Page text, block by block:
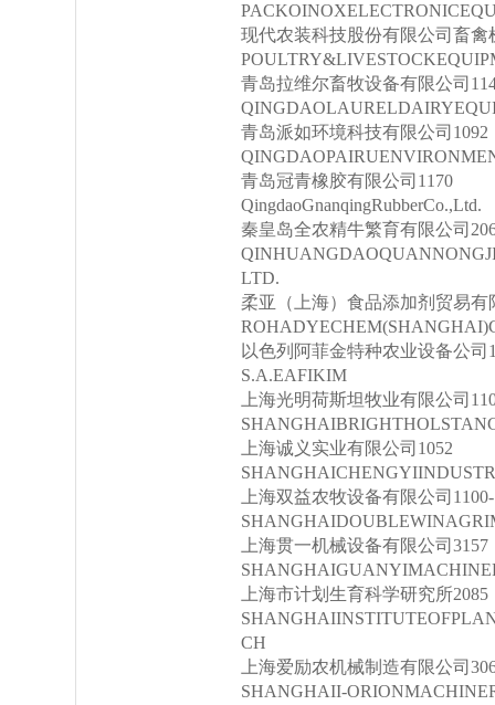
现代农装科技股份有限公司畜禽
青岛拉维尔畜牧设备有限公司
青岛派如环境科技有限公司1092
青岛冠青橡胶有限公司1170
QingdaoGnanqingRubberCo.,Ltd.
秦皇岛全农精牛繁育有限公司
LTD.
柔亚（上海）食品添加剂贸易有
以色列阿菲金特种农业设备公司
S.A.EAFIKIM
上海光明荷斯坦牧业有限公司
上海诚义实业有限公司1052
上海双益农牧设备有限公司
上海贯一机械设备有限公司3157
上海市计划生育科学研究所2085
CH
上海爱励农机械制造有限公司
SHANGHAII-